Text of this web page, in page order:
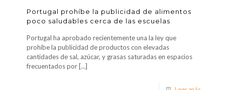
Portugal prohíbe la publicidad de alimentos
poco saludables cerca de las escuelas
Portugal ha aprobado recientemente una la ley que
prohíbe la publicidad de productos con elevadas
cantidades de sal, azúcar, y grasas saturadas en espacios
frecuentados por […]